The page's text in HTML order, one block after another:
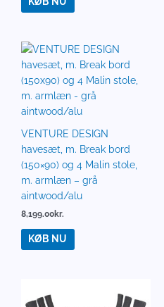
VENTURE DESIGN
havesæt, m. Break bord
(150×90) og 4 Malin stole,
m. armlæn – grå
aintwood/alu
8,199.00kr.
KØB NU